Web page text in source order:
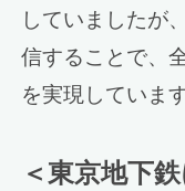
していましたが
信することで、
を実現しています
＜東京地下